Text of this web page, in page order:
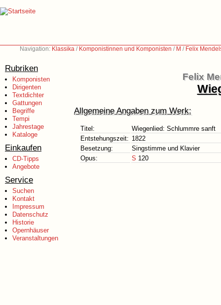
Navigation: Klassika / Komponistinnen und Komponisten / M / Felix
Rubriken
Komponisten
Dirigenten
Textdichter
Gattungen
Begriffe
Tempi
Jahrestage
Kataloge
Einkaufen
CD-Tipps
Angebote
Service
Suchen
Kontakt
Impressum
Datenschutz
Historie
Opernhäuser
Veranstaltungen
Felix
Allgemeine Angaben zum Werk:
Titel:
Wiegenlied: Schlummre sanft
Entstehungszeit: 1822
Besetzung:
Singstimme und Klavier
Opus:
S 120